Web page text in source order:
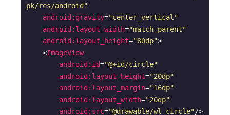
pk/res/android"
android:gravity="center_vertical"
android:layout_width="match_parent"
android:layout_height="80dp">
<ImageView
android:id="@+id/circle"
android:layout_height="20dp"
android:layout_margin="16dp"
android:layout_width="20dp"
android:src="@drawable/wl_circle"/>